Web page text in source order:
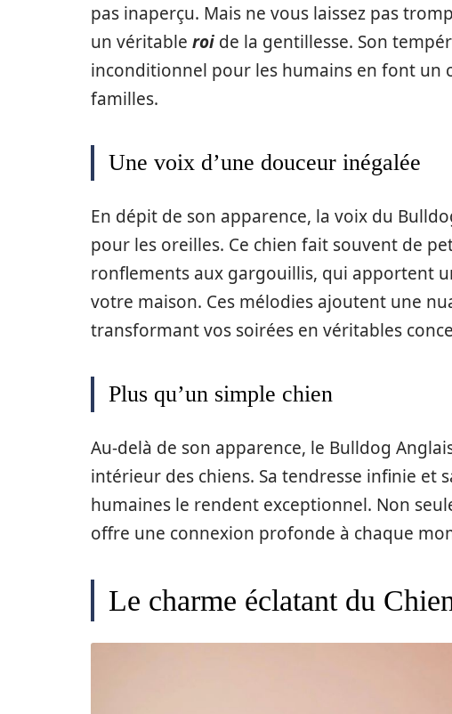
pas inaperçu. Mais ne vous laissez pas
un véritable roi de la gentillesse. Son
inconditionnel pour les humains en font un
familles.
Une voix d’une douceur inégalée
En dépit de son apparence, la voix du
pour les oreilles. Ce chien fait souvent de
ronflements aux gargouillis, qui apportent
votre maison. Ces mélodies ajoutent une
transformant vos soirées en véritables
Plus qu’un simple chien
Au-delà de son apparence, le Bulldog
intérieur des chiens. Sa tendresse infinie et
humaines le rendent exceptionnel. Non
offre une connexion profonde à chaque
Le charme éclatant du